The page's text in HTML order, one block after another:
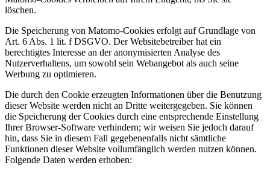
löschen.
Die Speicherung von Matomo-Cookies erfolgt auf Grundlage von
Art. 6 Abs. 1 lit. f DSGVO. Der Websitebetreiber hat ein
berechtigtes Interesse an der anonymisierten Analyse des
Nutzerverhaltens, um sowohl sein Webangebot als auch seine
Werbung zu optimieren.
Die durch den Cookie erzeugten Informationen über die Benutzung
dieser Website werden nicht an Dritte weitergegeben. Sie können
die Speicherung der Cookies durch eine entsprechende Einstellung
Ihrer Browser-Software verhindern; wir weisen Sie jedoch darauf
hin, dass Sie in diesem Fall gegebenenfalls nicht sämtliche
Funktionen dieser Website vollumfänglich werden nutzen können.
Folgende Daten werden erhoben: